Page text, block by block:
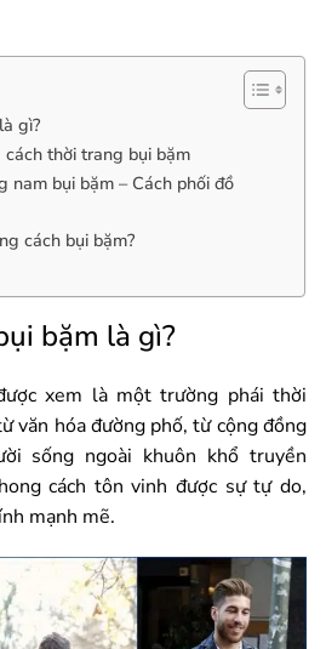
gì?
thời trang bụi bặm
nam bụi bặm – Cách phối đồ
cách bụi bặm?
bặm là gì?
xem là một trường phái thời
văn hóa đường phố, từ cộng đồng
sống ngoài khuôn khổ truyền
cách tôn vinh được sự tự do,
mạnh mẽ.